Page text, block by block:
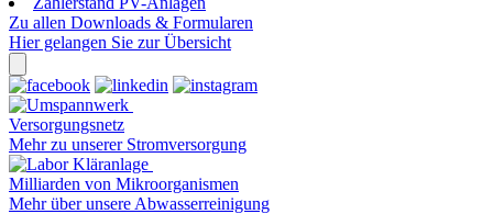
Zu allen Downloads & Formularen
Hier gelangen Sie zur Übersicht
Versorgungsnetz
Mehr zu unserer Stromversorgung
Milliarden von Mikroorganismen
Mehr über unsere Abwasserreinigung